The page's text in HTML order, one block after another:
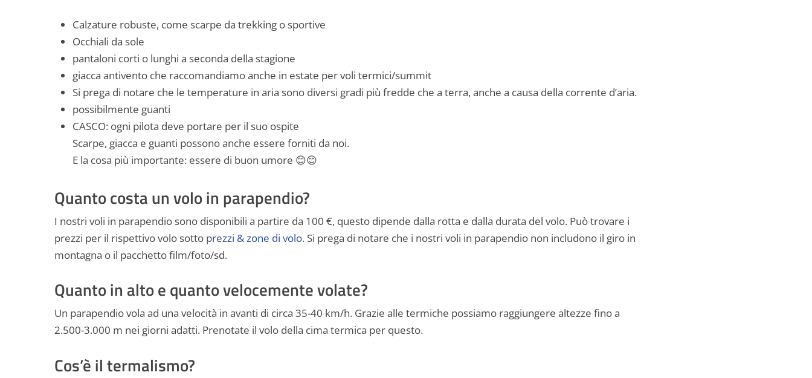
Calzature robuste, come scarpe da trekking o sportive
Occhiali da sole
pantaloni corti o lunghi a seconda della stagione
giacca antivento che raccomandiamo anche in estate per voli termici/summit
Si prega di notare che le temperature in aria sono diversi gradi più fredde che a terra, anche a causa della corrente d’aria.
possibilmente guanti
CASCO: ogni pilota deve portare per il suo ospite
Scarpe, giacca e guanti possono anche essere forniti da noi.
E la cosa più importante: essere di buon umore 😊😊
Quanto costa un volo in parapendio?
I nostri voli in parapendio sono disponibili a partire da 100 €, questo dipende dalla rotta e dalla durata del volo. Può trovare i
prezzi per il rispettivo volo sotto prezzi & zone di volo. Si prega di notare che i nostri voli in parapendio non includono il giro in
montagna o il pacchetto film/foto/sd.
Quanto in alto e quanto velocemente volate?
Un parapendio vola ad una velocità in avanti di circa 35-40 km/h. Grazie alle termiche possiamo raggiungere altezze fino a
2.500-3.000 m nei giorni adatti. Prenotate il volo della cima termica per questo.
Cos’è il termalismo?